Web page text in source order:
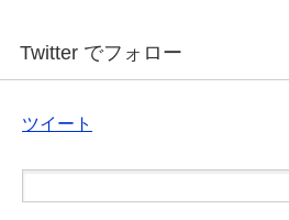
Twitter でフォロー
ツイート